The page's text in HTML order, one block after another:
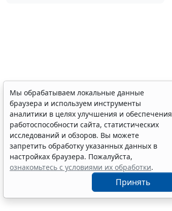
Мы обрабатываем локальные данные
браузера и используем инструменты
аналитики в целях улучшения и обеспечения
работоспособности сайта, статистических
исследований и обзоров. Вы можете
запретить обработку указанных данных в
настройках браузера. Пожалуйста,
ознакомьтесь с условиями их обработки.
Принять